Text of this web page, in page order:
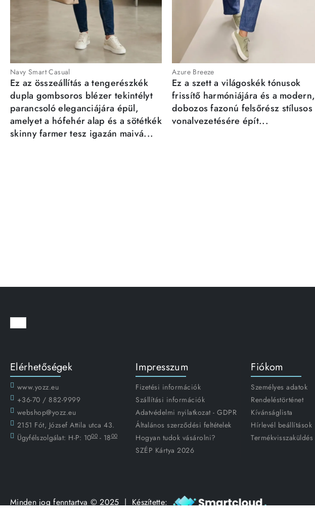
Navy Smart Casual
Ez az összeállítás a tengerészkék
dupla gombsoros blézer tekintélyt
parancsoló eleganciájára épül,
amelyet a hófehér alap és a sötétkék
skinny farmer tesz igazán maivá...
Azure Breeze
Ez a szett a világoskék tónusok
frissítő harmóniájára és a modern,
dobozos fazonú felsőrész stílusos
vonalvezetésére épít...
Elérhetőségek
www.yozz.eu
+36-70 / 882-9999
webshop@yozz.eu
2151 Fót, József Attila utca 43.
Ügyfélszolgálat: H-P: 1000 - 1800
Impresszum
Fizetési információk
Szállítási információk
Adatvédelmi nyilatkozat - GDPR
Általános szerződési feltételek
Hogyan tudok vásárolni?
SZÉP Kártya 2026
Fiókom
Személyes adatok
Rendeléstörténet
Kívánságlista
Hírlevél beállítások
Termékvisszaküldés
Minden jog fenntartva © 2025 | Készítette: